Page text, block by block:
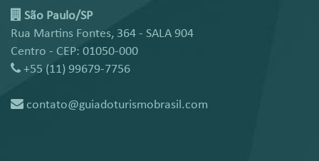
São Paulo/SP
Rua Martins Fontes, 364 - SALA 904
Centro - CEP: 01050-000
+55 (11) 99679-7756
contato@guiadoturismobrasil.com